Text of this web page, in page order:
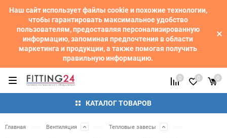
Наш сайт использует файлы cookie и похожие технологии,
чтобы гарантировать максимальное удобство
пользователям, предоставляя персонализированную
информацию, запоминая предпочтения в области
маркетинга и продукции, а также помогая получить
правильную информацию.
КАТАЛОГ ТОВАРОВ
0 0 0
Главная Вентиляция Тепловые завесы